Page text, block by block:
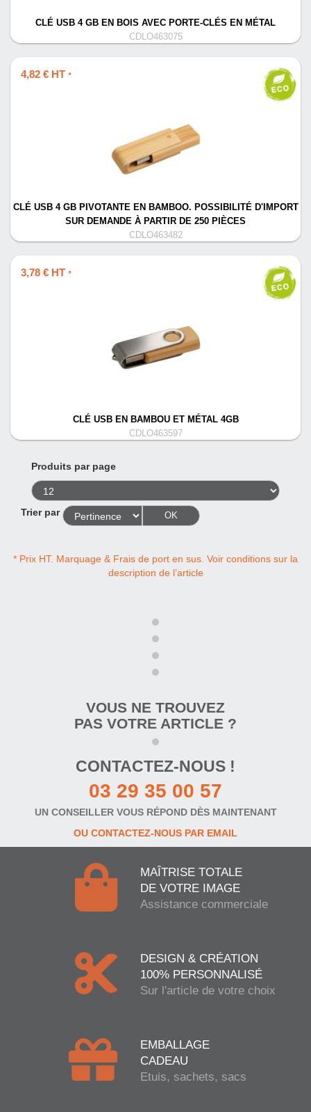
CLÉ USB 4 GB EN BOIS AVEC PORTE-CLÉS EN MÉTAL
CDLO463075
4,82 € HT *
CLÉ USB 4 GB PIVOTANTE EN BAMBOO. POSSIBILITÉ D'IMPORT
SUR DEMANDE À PARTIR DE 250 PIÈCES
CDLO463482
3,78 € HT *
CLÉ USB EN BAMBOU ET MÉTAL 4GB
CDLO463597
Produits par page
Trier par OK
* Prix HT. Marquage & Frais de port en sus. Voir conditions sur la
description de l’article
VOUS NE TROUVEZ
PAS VOTRE ARTICLE ?
CONTACTEZ-NOUS !
03 29 35 00 57
UN CONSEILLER VOUS RÉPOND DÈS MAINTENANT
OU CONTACTEZ-NOUS PAR EMAIL
MAÎTRISE TOTALE
DE VOTRE IMAGE
Assistance commerciale
DESIGN & CRÉATION
100% PERSONNALISÉ
Sur l'article de votre choix
EMBALLAGE
CADEAU
Etuis, sachets, sacs